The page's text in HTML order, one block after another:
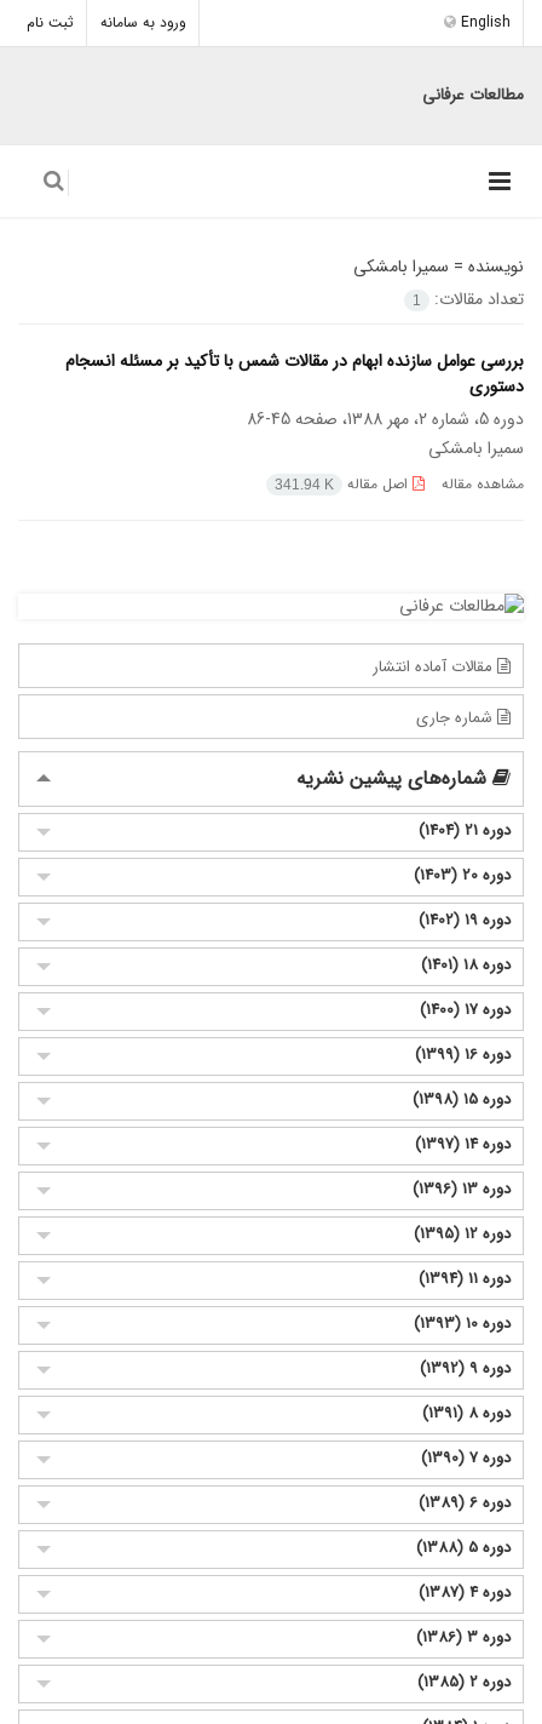
ورود به سامانه ثبت نام English
مطالعات عرفانی
نویسنده = سمیرا بامشکی
تعداد مقالات:
1
بررسی عوامل سازنده ابهام در مقالات شمس با تأکید بر مسئله انسجام
دستوری
دوره 5، شماره 2، مهر 1388، صفحه
45-86
سمیرا بامشکی
مشاهده مقاله اصل مقاله 341.94 K
مقالات آماده انتشار
شماره جاری
شماره‌های پیشین نشریه
دوره 21 (1404)
دوره 20 (1403)
دوره 19 (1402)
دوره 18 (1401)
دوره 17 (1400)
دوره 16 (1399)
دوره 15 (1398)
دوره 14 (1397)
دوره 13 (1396)
دوره 12 (1395)
دوره 11 (1394)
دوره 10 (1393)
دوره 9 (1392)
دوره 8 (1391)
دوره 7 (1390)
دوره 6 (1389)
دوره 5 (1388)
دوره 4 (1387)
دوره 3 (1386)
دوره 2 (1385)